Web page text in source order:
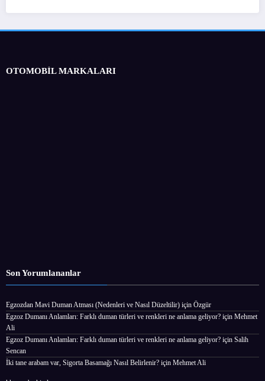
OTOMOBİL MARKALARI
Son Yorumlananlar
Egzozdan Mavi Duman Atması (Nedenleri ve Nasıl Düzeltilir) için Özgür
Egzoz Dumanı Anlamları: Farklı duman türleri ve renkleri ne anlama geliyor? için Mehmet
Ali
Egzoz Dumanı Anlamları: Farklı duman türleri ve renkleri ne anlama geliyor? için Salih
Sencan
İki tane arabam var, Sigorta Basamağı Nasıl Belirlenir? için Mehmet Ali